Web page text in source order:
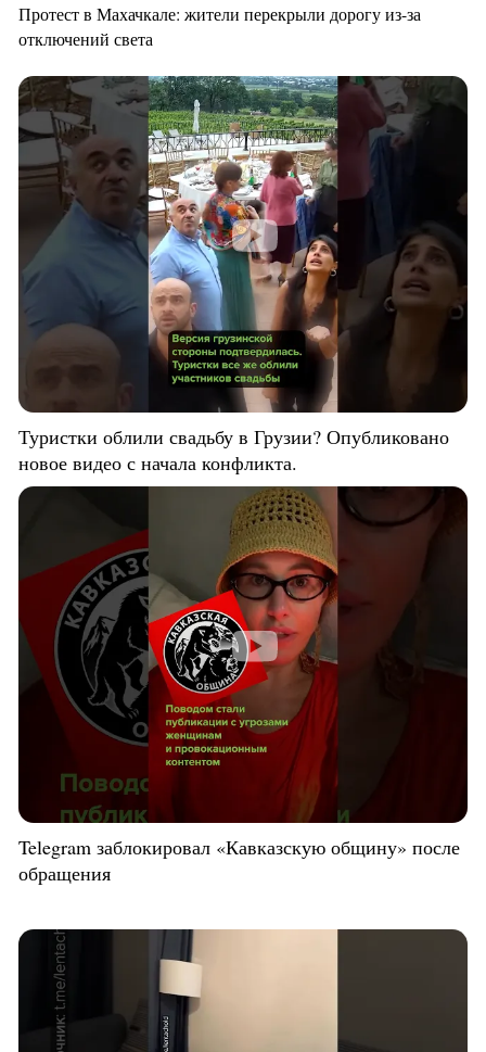
Протест в Махачкале: жители перекрыли дорогу из-за
отключений света
Туристки облили свадьбу в Грузии? Опубликовано
новое видео с начала конфликта.
Telegram заблокировал «Кавказскую общину» после
обращения